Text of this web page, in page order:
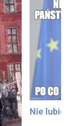
Nie lubię